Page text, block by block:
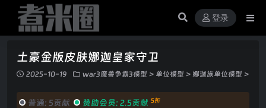
登录
土豪金版皮肤娜迦皇家守卫
2025-10-19 war3魔兽争霸3模型 > 单位模型 > 娜迦族单位模型 >
普通: 5贡献 赞助会员: 2.5贡献 5折